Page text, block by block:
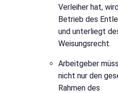
Verleiher hat,
Betrieb des
und unterliegt
Weisungsrecht.
Arbeitgeber
nicht nur den
Rahmen des